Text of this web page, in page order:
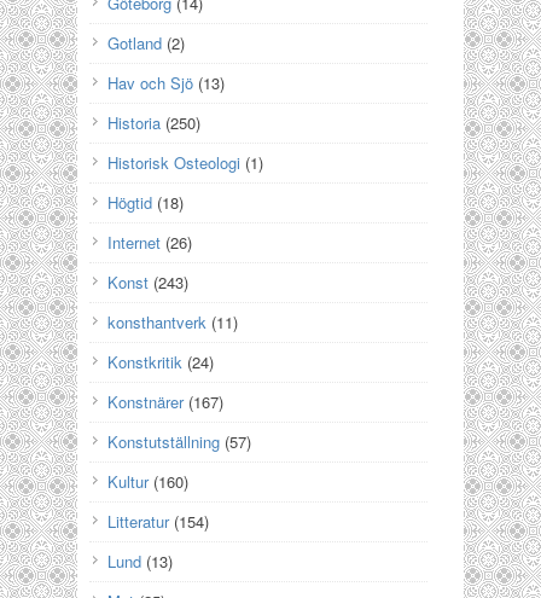
Gotland (2)
Hav och Sjö (13)
Historia (250)
Historisk Osteologi (1)
Högtid (18)
Internet (26)
Konst (243)
konsthantverk (11)
Konstkritik (24)
Konstnärer(167)
Konstutställning (57)
Kultur(160)
Litteratur(154)
Lund (13)